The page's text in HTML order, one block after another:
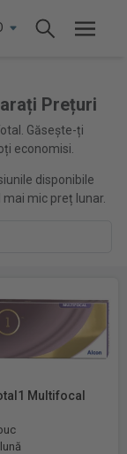
Prețuri
Găsește-ți
economisi.
disponibile
mic preț lunar.
Multifocal